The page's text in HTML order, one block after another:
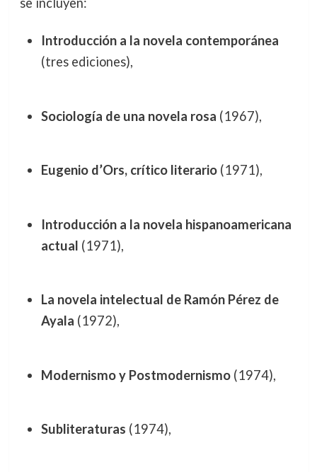
Introducción a la novela contemporánea
(tres ediciones),
Sociología de una novela rosa (1967),
Eugenio d’Ors, crítico literario(1971),
Introducción a la novela hispanoamericana
actual (1971),
La novela intelectual de Ramón Pérez de
Ayala (1972),
Modernismo y Postmodernismo(1974),
Subliteraturas (1974),